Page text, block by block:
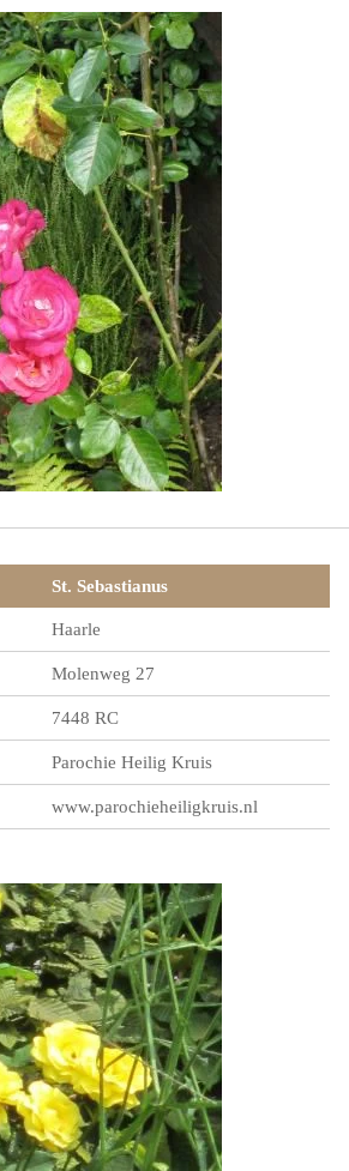
St. Sebastianus
Haarle
Molenweg 27
7448 RC
Parochie Heilig Kruis
www.parochieheiligkruis.nl